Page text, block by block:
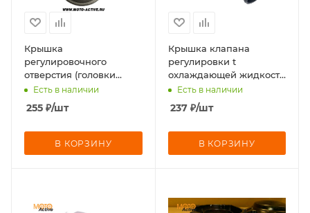
Крышка
регулировочного
отверстия (головки
цилиндра ДВС),
впускного клапана
Есть в наличии
255 ₽/шт
В КОРЗИНУ
Крышка клапана
регулировки t
охлаждающей жидкости
(корпус термостата) ДВС
Есть в наличии
237₽/шт
В КОРЗИНУ